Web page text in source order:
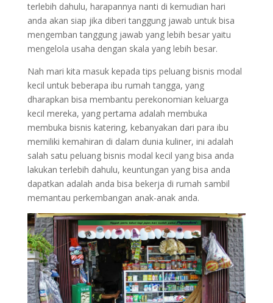
terlebih dahulu, harapannya nanti di kemudian hari
anda akan siap jika diberi tanggung jawab untuk bisa
mengemban tanggung jawab yang lebih besar yaitu
mengelola usaha dengan skala yang lebih besar.
Nah mari kita masuk kepada tips peluang bisnis modal
kecil untuk beberapa ibu rumah tangga, yang
dharapkan bisa membantu perekonomian keluarga
kecil mereka, yang pertama adalah membuka
membuka bisnis katering, kebanyakan dari para ibu
memiliki kemahiran di dalam dunia kuliner, ini adalah
salah satu peluang bisnis modal kecil yang bisa anda
lakukan terlebih dahulu, keuntungan yang bisa anda
dapatkan adalah anda bisa bekerja di rumah sambil
memantau perkembangan anak-anak anda.